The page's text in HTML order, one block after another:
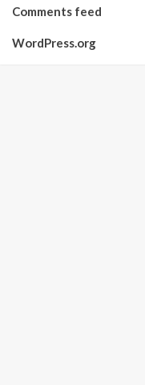
Comments feed
WordPress.org